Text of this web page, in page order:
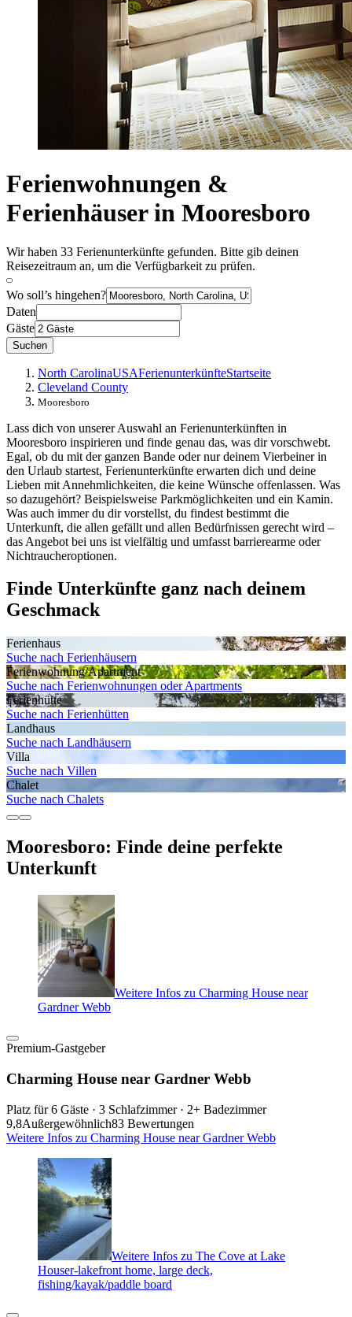
Ferienwohnungen &
Ferienhäuser in Mooresboro
Wir haben 33 Ferienunterkünfte gefunden. Bitte gib deinen
Reisezeitraum an, um die Verfügbarkeit zu prüfen.
Wo soll’s hingehen?
Daten
Gäste
Suchen
North CarolinaUSAFerienunterkünfteStartseite
Cleveland County
Mooresboro
Lass dich von unserer Auswahl an Ferienunterkünften in
Mooresboro inspirieren und finde genau das, was dir vorschwebt.
Egal, ob du mit der ganzen Bande oder nur deinem Vierbeiner in
den Urlaub startest, Ferienunterkünfte erwarten dich und deine
Lieben mit Annehmlichkeiten, die keine Wünsche offenlassen. Was
so dazugehört? Beispielsweise Parkmöglichkeiten und ein Kamin.
Was auch immer du dir vorstellst, du findest bestimmt die
Unterkunft, die allen gefällt und allen Bedürfnissen gerecht wird –
das Angebot bei uns ist vielfältig und umfasst barrierearme oder
Nichtraucheroptionen.
Finde Unterkünfte ganz nach deinem
Geschmack
Ferienhaus
Suche nach Ferienhäusern
Ferienwohnung/Apartment
Suche nach Ferienwohnungen oder Apartments
Ferienhütte
Suche nach Ferienhütten
Landhaus
Suche nach Landhäusern
Villa
Suche nach Villen
Chalet
Suche nach Chalets
Mooresboro: Finde deine perfekte
Unterkunft
Weitere Infos zu Charming House near
Gardner Webb
Premium-Gastgeber
Charming House near Gardner Webb
Platz für 6 Gäste · 3 Schlafzimmer · 2+ Badezimmer
9,8Außergewöhnlich83 Bewertungen
Weitere Infos zu Charming House near Gardner Webb
Weitere Infos zu The Cove at Lake
Houser-lakefront home, large deck,
fishing/kayak/paddle board